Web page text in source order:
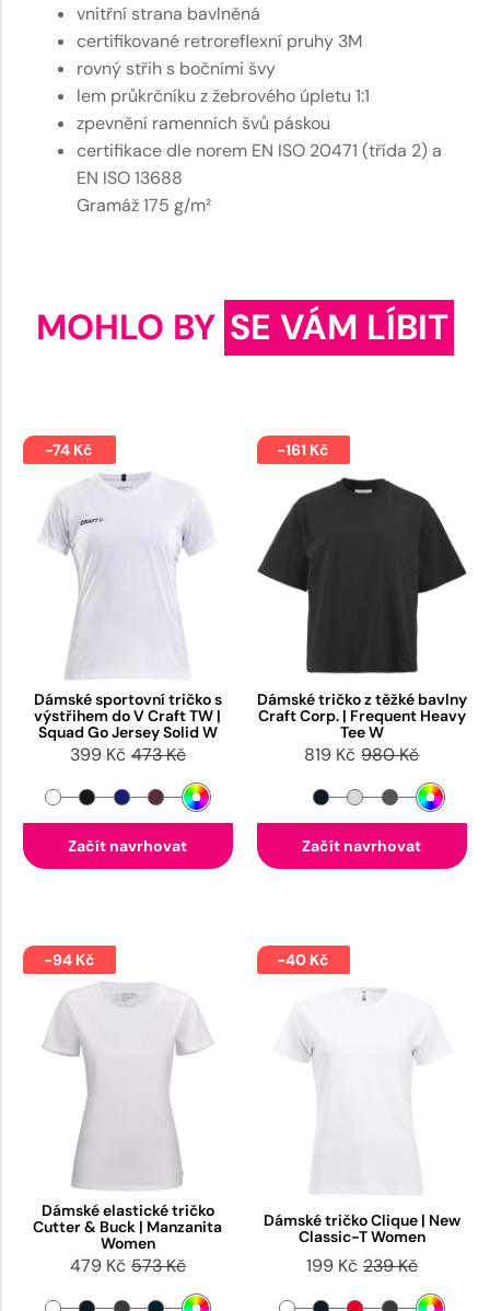
vnitřní strana bavlněná
certifikované retroreflexní pruhy 3M
rovný střih s bočními švy
lem průkrčníku z žebrového úpletu 1:1
zpevnění ramenních švů páskou
certifikace dle norem EN ISO 20471 (třída 2) a
EN ISO 13688
Gramáž 175 g/m²
MOHLO BY SE VÁM LÍBIT
-74 Kč
Dámské sportovní tričko s
výstřihem do V Craft TW |
Squad Go Jersey Solid W
399 Kč 473 Kč
Začít navrhovat
-161 Kč
Dámské tričko z těžké bavlny
Craft Corp. | Frequent Heavy
Tee W
819 Kč 980 Kč
Začít navrhovat
-94 Kč
Dámské elastické tričko
Cutter & Buck | Manzanita
Women
479 Kč 573 Kč
-40 Kč
Dámské tričko Clique | New
Classic-T Women
199 Kč 239 Kč